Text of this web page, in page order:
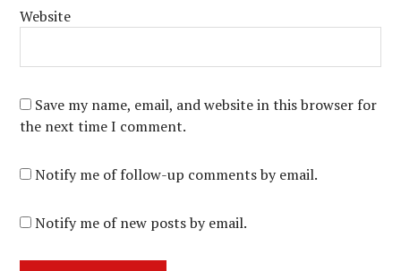
Website
Save my name, email, and website in this browser for
the next time I comment.
Notify me of follow-up comments by email.
Notify me of new posts by email.